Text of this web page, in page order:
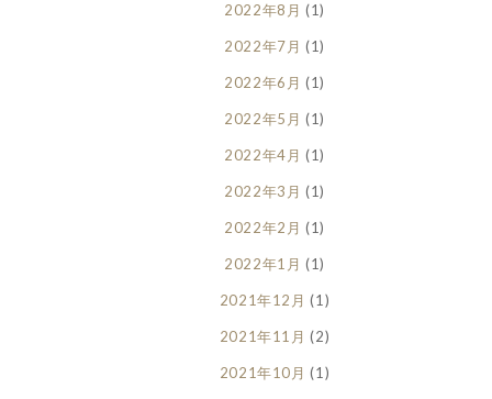
2022年8月 (1)
2022年7月 (1)
2022年6月 (1)
2022年5月 (1)
2022年4月 (1)
2022年3月 (1)
2022年2月 (1)
2022年1月 (1)
2021年12月 (1)
2021年11月 (2)
2021年10月 (1)